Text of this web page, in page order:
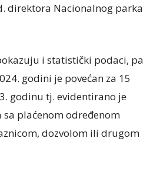
direktora Nacionalnog parka
i statistički podaci, pa
godini je povećan za 15
godinu tj. evidentirano je
sa plaćenom određenom
dozvolom ili drugom